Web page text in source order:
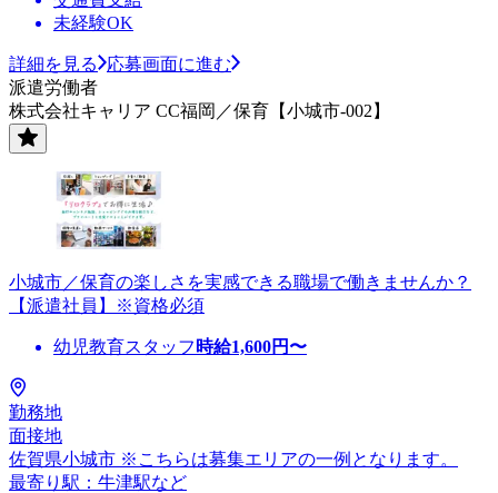
未経験OK
詳細を見る
応募画面に進む
派遣労働者
株式会社キャリア CC福岡／保育【小城市-002】
小城市／保育の楽しさを実感できる職場で働きませんか？
【派遣社員】※資格必須
幼児教育スタッフ 時給1,600円〜
勤務地
面接地
佐賀県小城市 ※こちらは募集エリアの一例となります。
最寄り駅：牛津駅など